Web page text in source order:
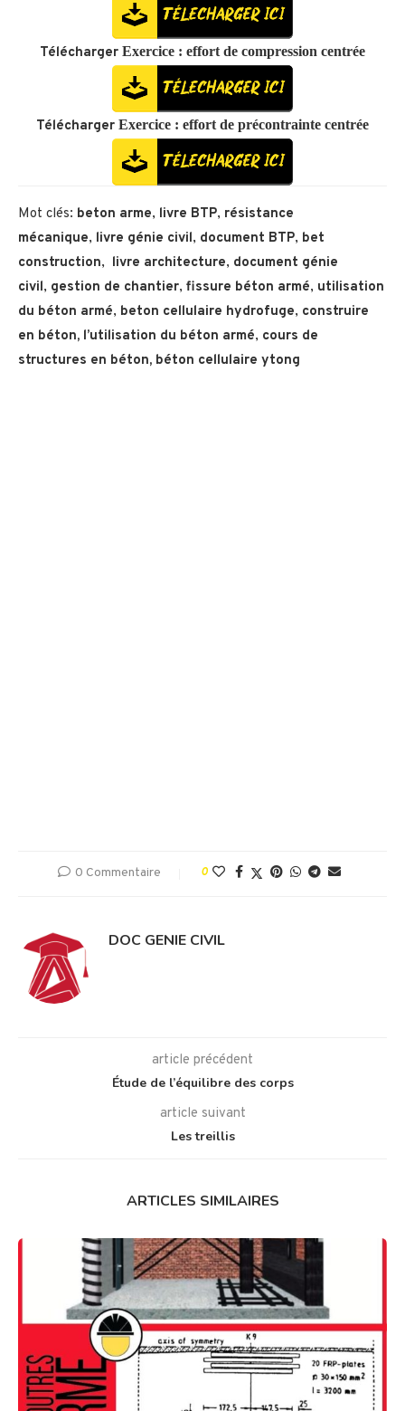
Télécharger Exercice : effort de compression centrée
Télécharger Exercice : effort de précontrainte centrée
Mot clés: beton arme, livre BTP, résistance
mécanique, livre génie civil, document BTP, bet
construction, livre architecture, document génie
civil, gestion de chantier, fissure béton armé, utilisation
du béton armé, beton cellulaire hydrofuge, construire
en béton, l’utilisation du béton armé, cours de
structures en béton, béton cellulaire ytong
0 Commentaire 0
DOC GENIE CIVIL
article précédent
Étude de l’équilibre des corps
article suivant
Les treillis
ARTICLES SIMILAIRES